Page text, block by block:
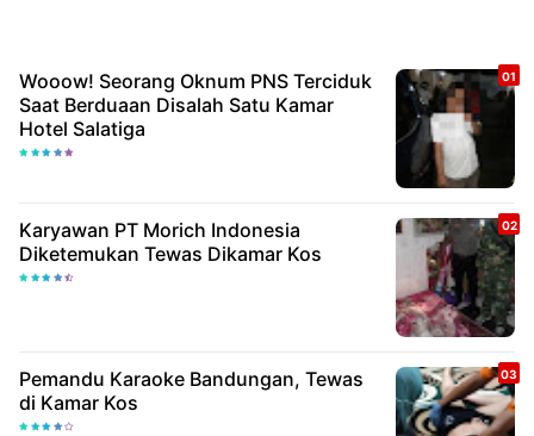
Wooow! Seorang Oknum PNS Terciduk
Saat Berduaan Disalah Satu Kamar
Hotel Salatiga
Karyawan PT Morich Indonesia
Diketemukan Tewas Dikamar Kos
Pemandu Karaoke Bandungan, Tewas
di Kamar Kos